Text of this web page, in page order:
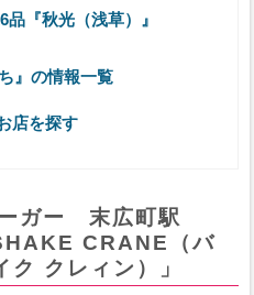
『秋光（浅草）』
』の情報一覧
店を探す
ガー 末広町駅
CRANE（バ
クレィン）」